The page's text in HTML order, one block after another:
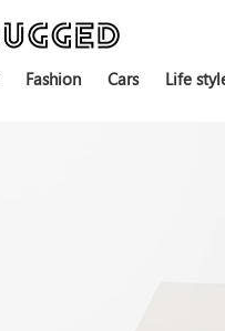
Fashion Cars Life